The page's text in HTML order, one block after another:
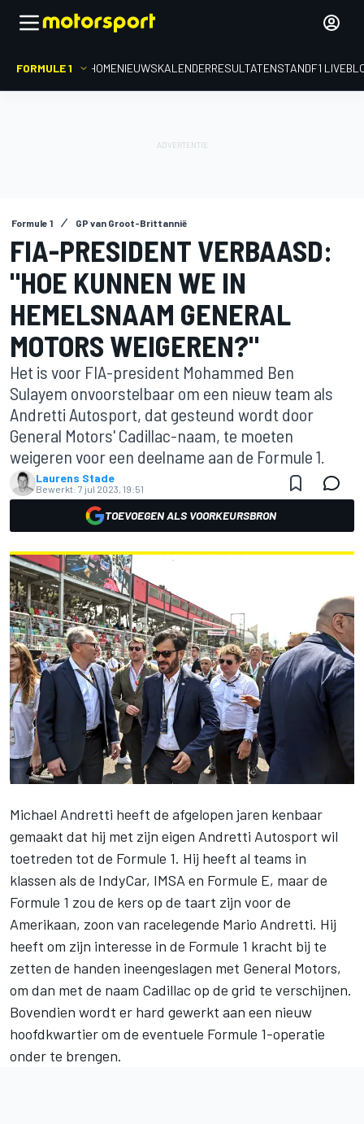
FORMULE 1 HOMENIEUWSKALENDERRESULTATENSTANDF1
Formule 1 GP van Groot-Brittannië
FIA-PRESIDENT VERBAASD:
"HOE KUNNEN WE IN
HEMELSNAAM GENERAL
MOTORS WEIGEREN?"
Het is voor FIA-president Mohammed Ben
Sulayem onvoorstelbaar om een nieuw team als
Andretti Autosport, dat gesteund wordt door
General Motors' Cadillac-naam, te moeten
weigeren voor een deelname aan de Formule 1.
Laurens Stade
Bewerkt: 7 jul 2023, 19:51
TOEVOEGEN ALS VOORKEURSBRON
Michael Andretti heeft de afgelopen jaren kenbaar
gemaakt dat hij met zijn eigen Andretti Autosport wil
toetreden tot de Formule 1. Hij heeft al teams in
klassen als de IndyCar, IMSA en Formule E, maar de
Formule 1 zou de kers op de taart zijn voor de
Amerikaan, zoon van racelegende Mario Andretti. Hij
heeft om zijn interesse in de Formule 1 kracht bij te
zetten de handen ineengeslagen met General Motors,
om dan met de naam Cadillac op de grid te verschijnen.
Bovendien wordt er hard gewerkt aan een nieuw
hoofdkwartier om de eventuele Formule 1-operatie
onder te brengen.